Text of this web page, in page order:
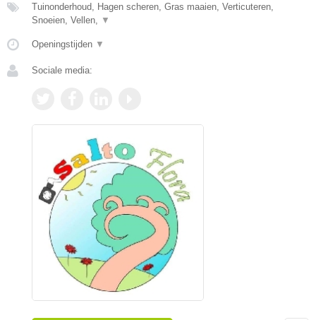
Tuinonderhoud, Hagen scheren, Gras maaien, Verticuteren,
Snoeien, Vellen,
▼
Openingstijden ▼
Sociale media: